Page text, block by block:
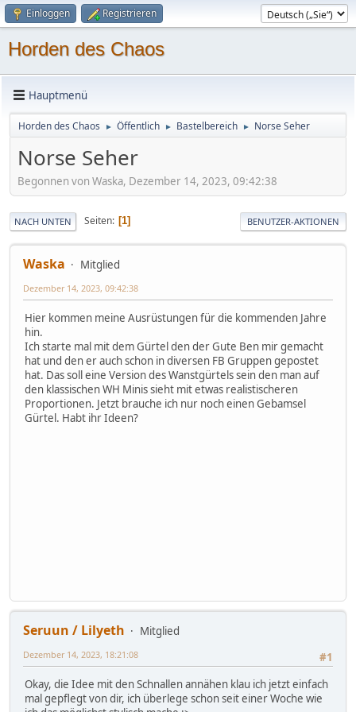
Einloggen Registrieren
Horden des Chaos
Hauptmenü
Horden des Chaos ► Öffentlich ► Bastelbereich ► Norse Seher
Norse Seher
Begonnen von Waska, Dezember 14, 2023, 09:42:38
NACH UNTEN Seiten 1 BENUTZER-AKTIONEN
Waska Mitglied
Dezember 14, 2023, 09:42:38
Hier kommen meine Ausrüstungen für die kommenden Jahre
hin.
Ich starte mal mit dem Gürtel den der Gute Ben mir gemacht
hat und den er auch schon in diversen FB Gruppen gepostet
hat. Das soll eine Version des Wanstgürtels sein den man auf
den klassischen WH Minis sieht mit etwas realistischeren
Proportionen. Jetzt brauche ich nur noch einen Gebamsel
Gürtel. Habt ihr Ideen?
Seruun / Lilyeth
Mitglied
#1
Dezember 14, 2023, 18:21:08
Okay, die Idee mit den Schnallen annähen klau ich jetzt einfach
mal gepflegt von dir, ich überlege schon seit einer Woche wie